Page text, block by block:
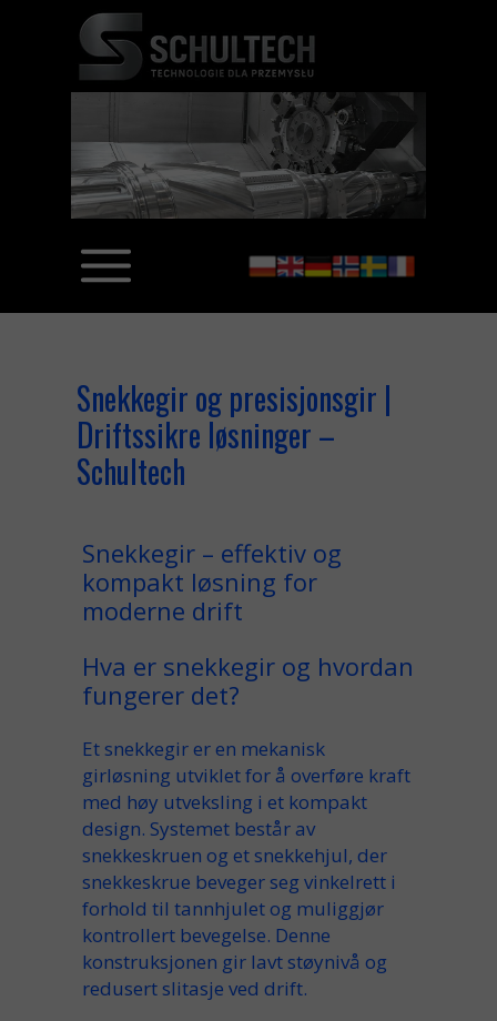
Snekkegir og presisjonsgir |
Driftssikre løsninger –
Schultech
Snekkegir – effektiv og
kompakt løsning for
moderne drift
Hva er snekkegir og hvordan
fungerer det?
Et snekkegirer en mekanisk
girløsning utviklet for å overføre kraft
med høy utveksling i et kompakt
design. Systemet består av
snekkeskruen og et snekkehjul, der
snekkeskrue beveger seg vinkelrett i
forhold til tannhjulet og muliggjør
kontrollert bevegelse. Denne
konstruksjonen gir lavt støynivå og
redusert slitasje ved drift.